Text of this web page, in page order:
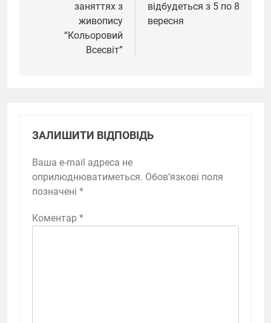
заняттях з
живопису
“Кольоровий
Всесвіт”
відбудеться з 5 по 8
вересня
ЗАЛИШИТИ ВІДПОВІДЬ
Ваша e-mail адреса не
оприлюднюватиметься. Обов’язкові поля
позначені *
Коментар *